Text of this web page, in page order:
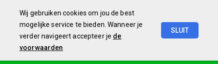
Wij gebruiken cookies om jou de best
mogelijke service te bieden. Wanneer je
verder navigeert accepteer je de
voorwaarden
SLUIT